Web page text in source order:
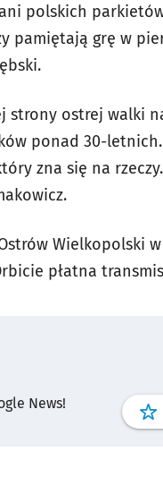
polskich
pamiętają grę w
strony ostrej walki
ponad 30-
zna się na
Wielkopolski
płatna
News!